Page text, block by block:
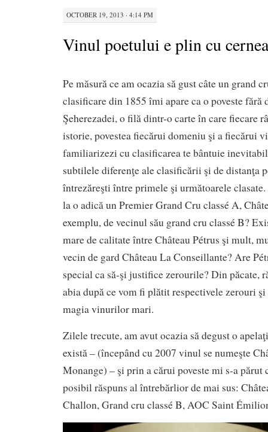
OCTOBER 19, 2013 · 4:14 PM
Vinul poetului e plin cu
Pe măsură ce am ocazia să gust câte un grand
clasificare din 1855 îmi apare ca o poveste fără
Şeherezadei, o filă dintr-o carte în care fiecare
istorie, povestea fiecărui domeniu şi a fiecărui
familiarizezi cu clasificarea te bântuie
subtilele diferenţe ale clasificării şi de distanţa
întrezăreşti între primele şi următoarele
la o adică un Premier Grand Cru classé A,
exemplu, de vecinul său grand cru classé B?
mare de calitate între Château Pétrus şi mult,
vecin de gard Château La Conseillante? Are
special ca să-şi justifice zerourile? Din păcate,
abia după ce vom fi plătit respectivele zerouri şi
magia vinurilor mari.
Zilele trecute, am avut ocazia să degust o
există – (începând cu 2007 vinul se numeşte
Monange) – şi prin a cărui poveste mi s-a părut
posibil răspuns al întrebărlior de mai sus:
Challon, Grand cru classé B, AOC Saint